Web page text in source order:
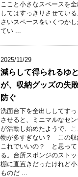
ここと小さなスペースを全
してはすっきりさせてい
さいスペースをいくつかし
てい ...
2025/11/29
減らして得られるゆ
が、収納グッズの失
防ぐ
洗面台下を全出ししてすっ
させると、ミニマルなセン
が活動し始めたようで、こ
物が多すぎない？ この収
これでいいの？ と思って
る。台所スポンジのストッ
棚に直置きだったけれど
ものだ ...